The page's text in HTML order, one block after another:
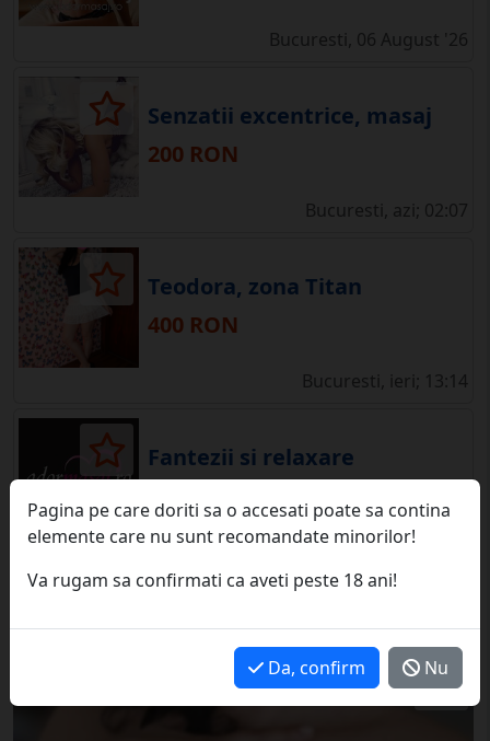
Bucuresti, 06 August '26
Senzatii excentrice, masaj
200 RON
Bucuresti, azi; 02:07
Teodora, zona Titan
400 RON
Bucuresti, ieri; 13:14
Fantezii si relaxare
Anunt inactiv
1 / 1
Pagina pe care doriti sa o accesati poate sa contina
elemente care nu sunt recomandate minorilor!
Va rugam sa confirmati ca aveti peste 18 ani!
Da, confirm Nu